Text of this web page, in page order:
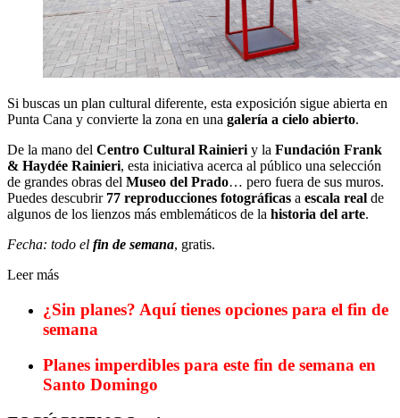
Si buscas un plan cultural diferente, esta exposición sigue abierta en
Punta Cana y convierte la zona en una galería a cielo abierto.
De la mano del Centro Cultural Rainieri y la Fundación Frank
& Haydée Rainieri, esta iniciativa acerca al público una selección
de grandes obras del Museo del Prado… pero fuera de sus muros.
Puedes descubrir 77 reproducciones fotográficas a escala real de
algunos de los lienzos más emblemáticos de la historia del arte.
Fecha: todo el fin de semana, gratis.
Leer más
¿Sin planes? Aquí tienes opciones para el fin de
semana
Planes imperdibles para este fin de semana en
Santo Domingo